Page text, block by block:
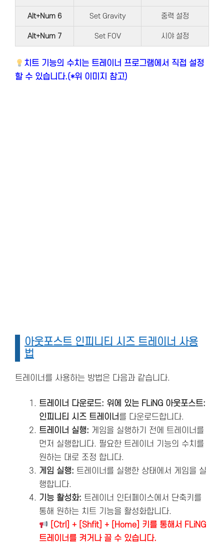
Alt+Num 6 Set Gravity 중력 설정
Alt+Num 7 Set FOV 시야 설정
치트 기능의 수치는 트레이너 프로그램에서 직접 설정
할 수 있습니다.(*위 이미지 참고)
아웃포스트 인피니티 시즈 트레이너 사용
법
트레이너를 사용하는 방법은 다음과 같습니다.
트레이너 다운로드: 위에 있는 FLiNG 아웃포스트:
인피니티 시즈 트레이너 를 다운로드합니다.
트레이너 실행: 게임을 실행하기 전에 트레이너를
먼저 실행합니다. 필요한 트레이너 기능의 수치를
원하는 대로 조정 합니다.
게임 실행: 트레이너를 실행한 상태에서 게임을 실
행합니다.
기능 활성화: 트레이너 인터페이스에서 단축키를
통해 원하는 치트 기능을 활성화합니다.
[Ctrl] + [Shfit] + [Home] 키를 통해서 FLiNG
트레이너를 켜거나 끌 수 있습니다.